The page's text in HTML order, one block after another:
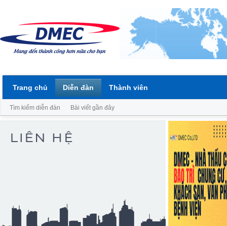
Trang chủ Diễn đàn
Tìm kiếm diễn đàn Bài viết gần đây
Thành viên